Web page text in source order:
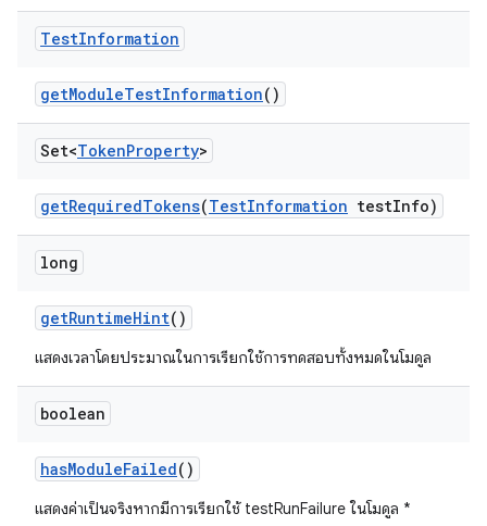
TestInformation
getModuleTestInformation()
Set<TokenProperty>
getRequiredTokens(TestInformation testInfo)
long
getRuntimeHint()
แสดงเวลาโดยประมาณในการเรียกใช้การทดสอบทั้งหมดในโมดูล
boolean
hasModuleFailed()
แสดงค่าเป็นจริงหากมีการเรียกใช้ testRunFailure ในโมดูล *